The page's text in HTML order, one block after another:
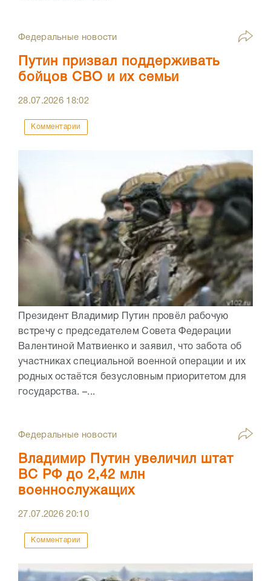
Федеральные новости
Путин призвал поддерживать
бойцов СВО и их семьи
28.07.2026 18:02
Комментарии
Президент Владимир Путин провёл рабочую
встречу с председателем Совета Федерации
Валентиной Матвиенко и заявил, что забота об
участниках специальной военной операции и их
родных остаётся безусловным приоритетом для
государства. –...
Федеральные новости
Владимир Путин увеличил штат
ВС РФ до 2,42 млн
военнослужащих
27.07.202620:10
Комментарии